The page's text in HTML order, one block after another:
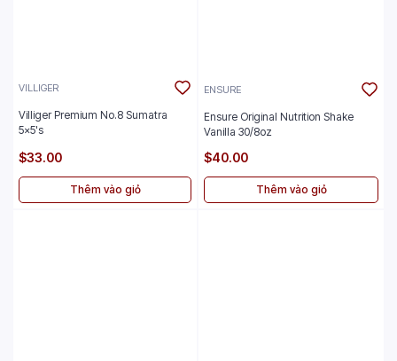
VILLIGER
Villiger Premium No.8 Sumatra
5x5's
$33.00
Thêm vào giỏ
ENSURE
Ensure Original Nutrition Shake
Vanilla 30/8oz
$40.00
Thêm vào giỏ